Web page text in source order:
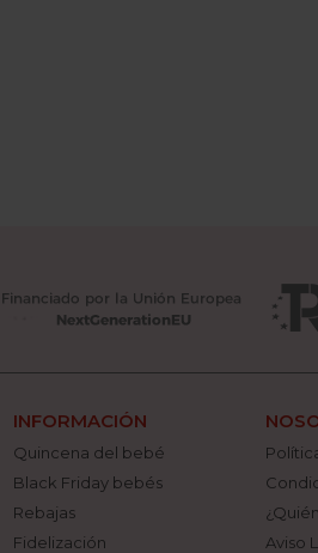
INFORMACIÓN
Quincena del bebé
Black Friday bebés
Rebajas
Fidelización
Aviso